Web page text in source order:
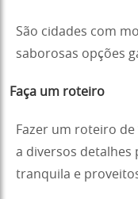
São cidades com
saborosas opções
Faça um roteiro
Fazer um roteiro de
a diversos detalhes
tranquila e